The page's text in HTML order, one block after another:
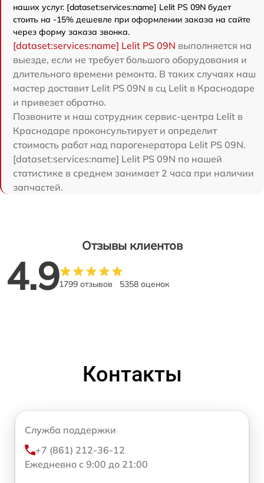
наших услуг. [dataset:services:name] Lelit PS 09N будет
стоить на -15% дешевле при оформлении заказа на сайте
через форму заказа звонка.
[dataset:services:name] Lelit PS 09N выполняется на
выезде, если не требует большого оборудования и
длительного времени ремонта. В таких случаях наш
мастер доставит Lelit PS 09N в сц Lelit в Краснодаре
и привезет обратно.
Позвоните и наш сотрудник сервис-центра Lelit в
Краснодаре проконсультирует и определит
стоимость работ над парогенератора Lelit PS 09N.
[dataset:services:name] Lelit PS 09N по нашей
статистике в среднем занимает 2 часа при наличии
запчастей.
Отзывы клиентов
4.91799 отзывов 5358 оценок
Контакты
Служба поддержки
+7 (861) 212-36-12
Ежедневно с 9:00 до 21:00